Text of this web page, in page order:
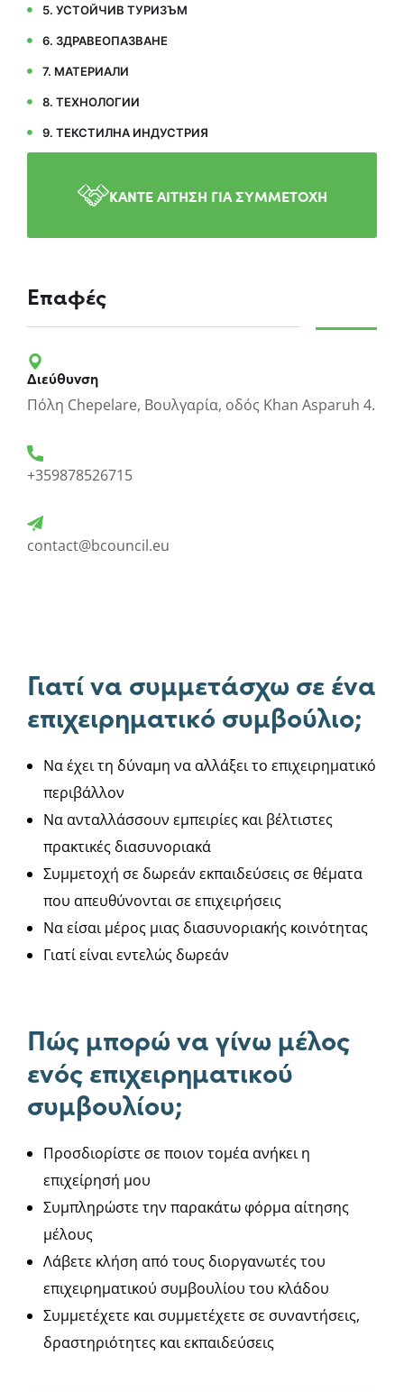
Γιατί να συμμετάσχω σε ένα
επιχειρηματικό συμβούλιο;
Να έχει τη δύναμη να αλλάξει το επιχειρηματικό
περιβάλλον
Να ανταλλάσσουν εμπειρίες και βέλτιστες
πρακτικές διασυνοριακά
Συμμετοχή σε δωρεάν εκπαιδεύσεις σε θέματα
που απευθύνονται σε επιχειρήσεις
Να είσαι μέρος μιας διασυνοριακής κοινότητας
Γιατί είναι εντελώς δωρεάν
Πώς μπορώ να γίνω μέλος
ενός επιχειρηματικού
συμβουλίου;
Προσδιορίστε σε ποιον τομέα ανήκει η
επιχείρησή μου
Συμπληρώστε την παρακάτω φόρμα αίτησης
μέλους
Λάβετε κλήση από τους διοργανωτές του
επιχειρηματικού συμβουλίου του κλάδου
Συμμετέχετε και συμμετέχετε σε συναντήσεις,
δραστηριότητες και εκπαιδεύσεις
5. УСТОЙЧИВ ТУРИЗЪМ
6. ЗДРАВЕОПАЗВАНЕ
7. МАТЕРИАЛИ
8. ТЕХНОЛОГИИ
9. ТЕКСТИЛНА ИНДУСТРИЯ
ΚΑΝΤΕ ΑΙΤΗΣΗ ΓΙΑ ΣΥΜΜΕΤΟΧΗ
Επαφές
Διεύθυνση
Πόλη Chepelare, Βουλγαρία, οδός Khan Asparuh 4.
+359878526715
contact@bcouncil.eu